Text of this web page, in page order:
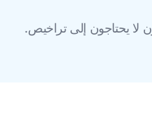
لا يحتاجون إلى تراخيص.